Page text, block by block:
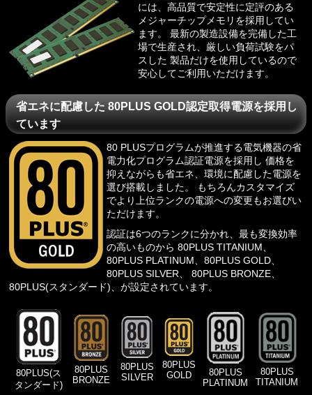
には、高品質で安定性に定評のある
メジャーチップメモリを採用してい
ます。 最新の製造設備を完備した工
場で生産され、厳しい負荷試験をパ
スした 製品だけを使用しているので
安心してご利用いただけます。
省エネに配慮した 80PLUS GOLD認定取得電源を採用し
ています
80 PLUSプログラムが推進する電気機器の省
電力化プログラム認証電源を採用し 価格を
抑えながらも省エネ、環境に配慮した電源を
選び搭載しました。 もちろんカスタマイズ
でより上位ランクの電源への変更もお選びい
ただけます。
認証は6つのランクに分かれ、最も変換効率
の高いものから 80PLUS TITANIUM、
80PLUS PLATINUM、80PLUS GOLD、
80PLUS SILVER、 80PLUS BRONZE、
80PLUS(スタンダード)、が設定されています。
80PLUS(ス
タンダード)
80PLUS
BRONZE
80PLUS
SILVER
80PLUS
GOLD
80PLUS
PLATINUM
80PLUS
TITANIUM